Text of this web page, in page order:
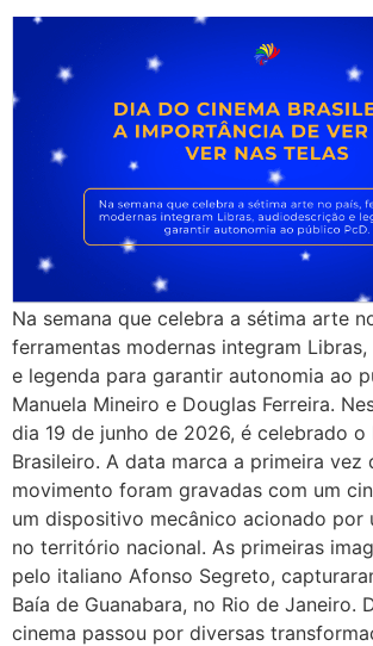
Na semana que celebra a sétima arte
ferramentas modernas integram
e legenda para garantir autonomia ao
Manuela Mineiro e Douglas Ferreira.
dia 19 de junho de 2026, é celebrado o
Brasileiro. A data marca a primeira vez
movimento foram gravadas com um
um dispositivo mecânico acionado
no território nacional. As primeiras
pelo italiano Afonso Segreto,
Baía de Guanabara, no Rio de Janeiro.
cinema passou por diversas